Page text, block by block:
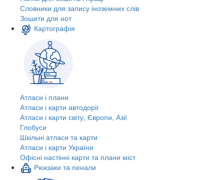
Словники для запису іноземних слів
Зошити для нот
Картографія
Атласи і плани
Атласи і карти автодоріг
Атласи і карти світу, Європи, Азії
Глобуси
Шкільні атласи та карти
Атласи і карти України
Офісні настінні карти та плани міст
Рюкзаки та пенали